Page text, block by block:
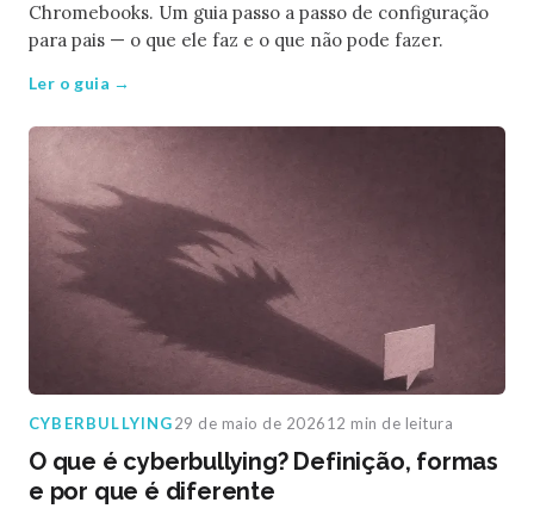
Chromebooks. Um guia passo a passo de configuração
para pais — o que ele faz e o que não pode fazer.
Ler o guia →
CYBERBULLYING29 de maio de 202612 min de leitura
O que é cyberbullying? Definição, formas
e por que é diferente